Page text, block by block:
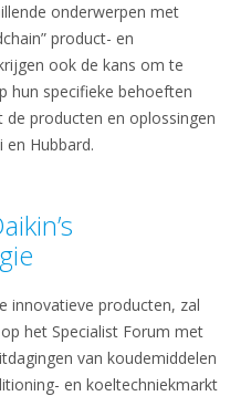
onderwerpen met
product- en
ook de kans om te
hun specifieke behoeften
producten en oplossingen
Hubbard.
innovatieve producten, zal
het Specialist Forum met
van koudemiddelen
en koeltechniekmarkt